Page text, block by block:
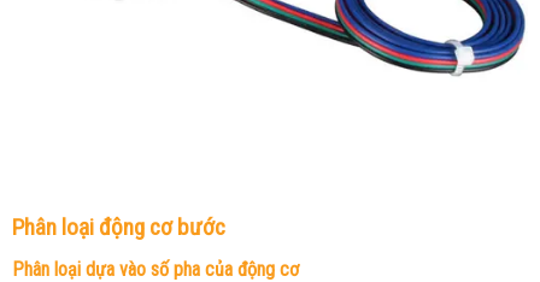
Phân loại động cơ bước
Phân loại dựa vào số pha của động cơ